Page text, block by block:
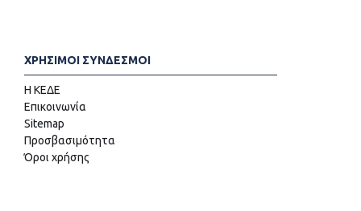
ΧΡΗΣΙΜΟΙ ΣΥΝΔΕΣΜΟΙ
Η ΚΕΔΕ
Επικοινωνία
Sitemap
Προσβασιμότητα
Όροι χρήσης